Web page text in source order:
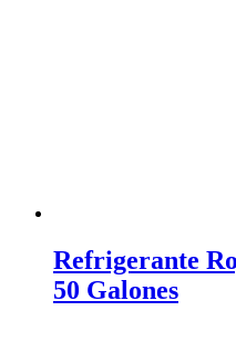
Refrigerante
50 Galones